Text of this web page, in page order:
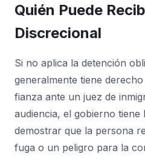
Quién Puede
Discrecional
Si no aplica la detención
generalmente tiene
fianza ante un juez de
audiencia, el gobierno tiene
demostrar que la persona
fuga o un peligro para la